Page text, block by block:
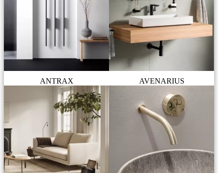
ANTRAX AVENARIUS